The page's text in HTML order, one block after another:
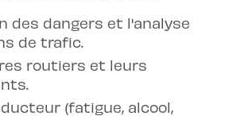
des dangers et l'analyse
de trafic.
routiers et leurs
(fatigue, alcool,